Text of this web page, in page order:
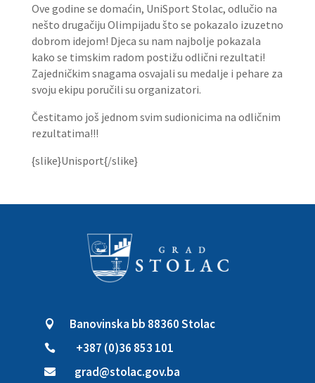
Ove godine se domaćin, UniSport Stolac, odlučio na
nešto drugačiju Olimpijadu što se pokazalo izuzetno
dobrom idejom! Djeca su nam najbolje pokazala
kako se timskim radom postižu odlični rezultati!
Zajedničkim snagama osvajali su medalje i pehare za
svoju ekipu poručili su organizatori.
Čestitamo još jednom svim sudionicima na odličnim
rezultatima!!!
{slike}Unisport{/slike}
 Banovinska bb 88360 Stolac
 +387 (0)36 853 101
 grad@stolac.gov.ba